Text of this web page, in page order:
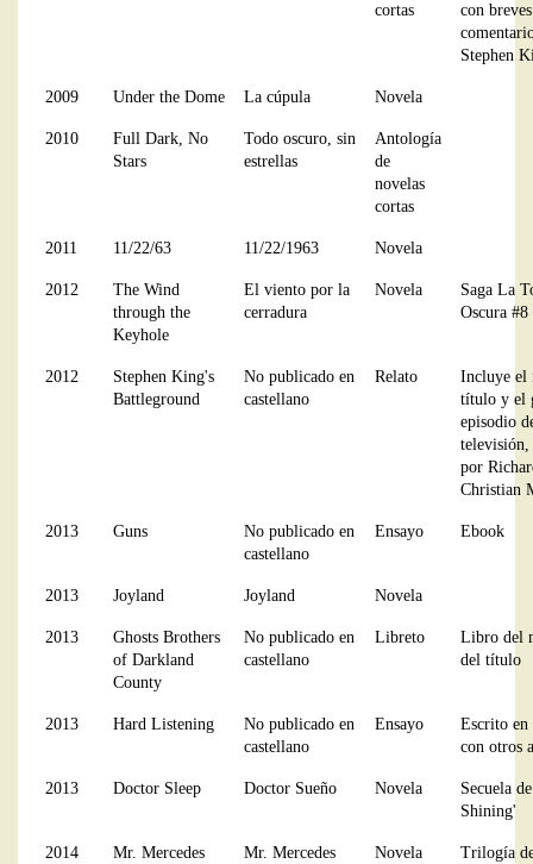
cortas
con breves
Stephen
2009 Under the Dome La cúpula Novela
2010
Full Dark, No
Stars
Todo oscuro, sin
estrellas
Antología
de
novelas
cortas
2011 11/22/63 11/22/1963 Novela
2012
The Wind
through the
Keyhole
El viento por la
cerradura
Novela
Saga La
Oscura #8
2012
Stephen King's
Battleground
No publicado en
castellano
Relato
Incluye el
título y el
episodio
televisión,
por
Christian
2013 Guns
No publicado en
castellano
Ensayo Ebook
2013 Joyland Joyland Novela
2013
Ghosts Brothers
of Darkland
County
No publicado en
castellano
Libreto
Libro del
del título
2013 Hard Listening
No publicado en
castellano
Ensayo
Escrito en
con otros
2013 Doctor Sleep Doctor Sueño Novela
Secuela
Shining'
2014 Mr. Mercedes Mr. Mercedes Novela Trilogía